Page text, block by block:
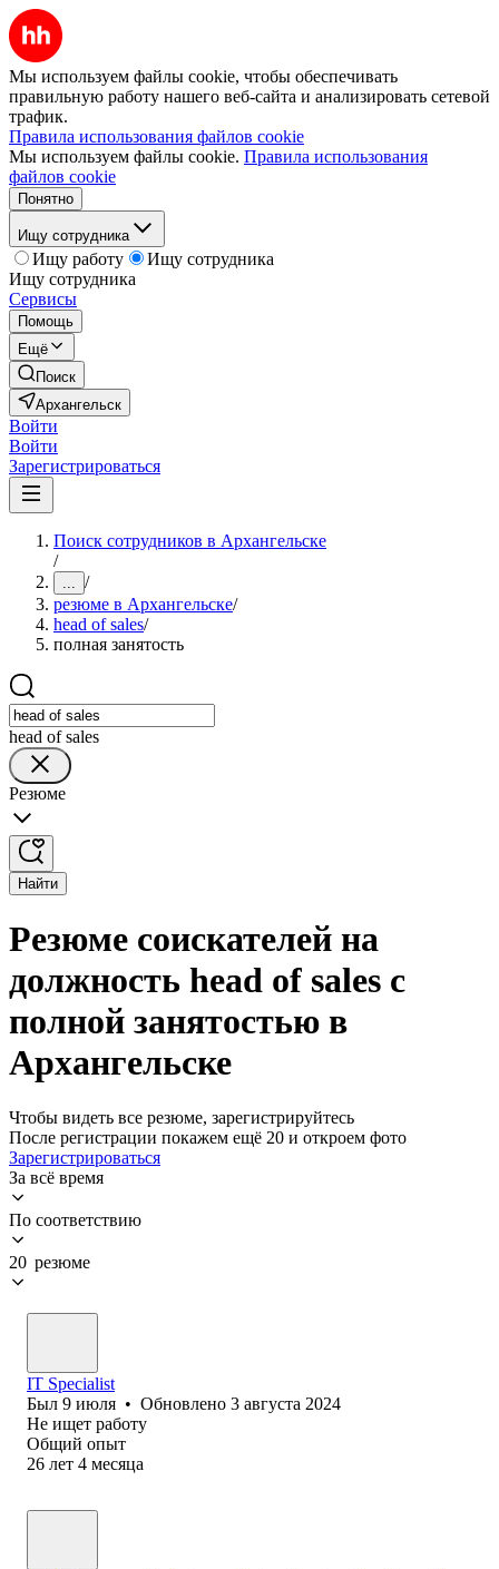
Мы используем файлы cookie, чтобы обеспечивать
правильную работу нашего веб-сайта и анализировать сетевой
трафик.
Правила использования файлов cookie
Мы используем файлы cookie. Правила использования
файлов cookie
Понятно
Ищу сотрудника
Ищу работу
Ищу сотрудника
Ищу сотрудника
Сервисы
Помощь
Ещё
Поиск
Архангельск
Войти
Войти
Зарегистрироваться
Поиск сотрудников в Архангельске
/
... /
резюме в Архангельске/
head of sales/
полная занятость
head of sales
Резюме
Найти
Резюме соискателей на
должность head of sales с
полной занятостью в
Архангельске
Чтобы видеть все резюме, зарегистрируйтесь
После регистрации покажем ещё 20 и откроем фото
Зарегистрироваться
За всё время
По соответствию
20 резюме
IT Specialist
Был 9 июля • Обновлено 3 августа 2024
Не ищет работу
Общий опыт
26 лет 4 месяца